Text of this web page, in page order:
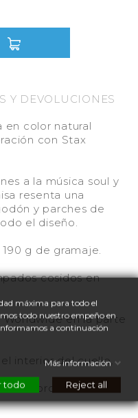
Y DEVOLUCIONES
en color natural
con Stax
a la música soul y
resenta una
y parches de
el diseño.
g de gramaje.
cosidos en
en la parte
interior del cuello.
Records.
máxima para todo el
todo nuestro empeño en
a continuación
Más información
todo Reject all